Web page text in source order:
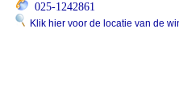
025-1242861
Klik hier voor de locatie van de